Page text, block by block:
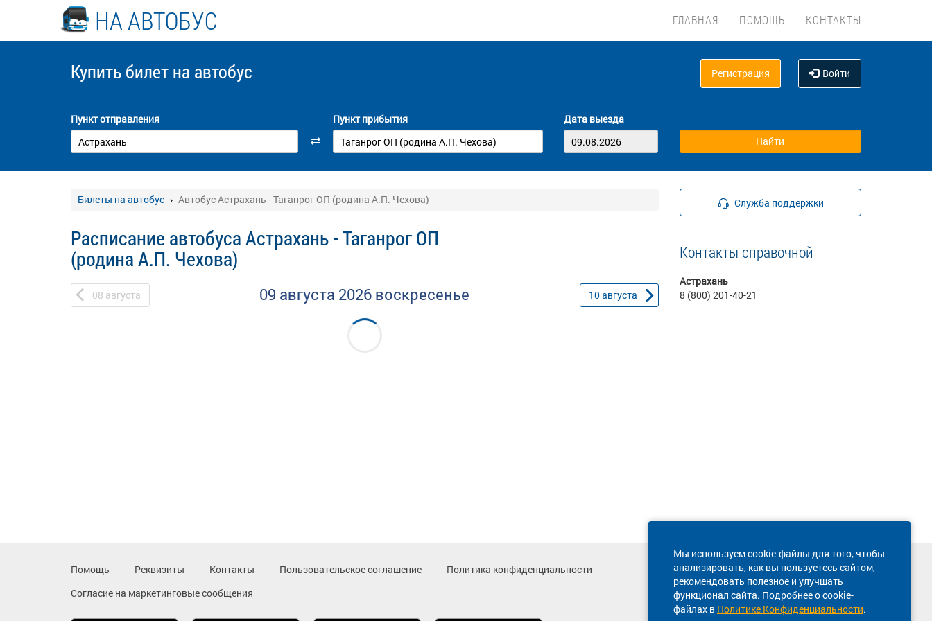
НА АВТОБУС ГЛАВНАЯ ПОМОЩЬ КОНТАКТЫ
Купить билет на автобус Регистрация Войти
Пункт отправления Пункт прибытия Дата выезда
Билеты на автобус Автобус Астрахань - Таганрог ОП (родина А.П. Чехова)
Расписание автобуса Астрахань - Таганрог ОП
(родина А.П. Чехова)
08 августа 09 августа 2026 воскресенье 10августа
Служба поддержки
Контакты справочной
Астрахань
8 (800) 201-40-21
Мы используем cookie-файлы для того, чтобы
анализировать, как вы пользуетесь сайтом,
рекомендовать полезное и улучшать
функционал сайта. Подробнее о cookie-
файлах в Политике Конфиденциальности.
Помощь Реквизиты Контакты Пользовательское соглашение
Политика конфиденциальности
Согласие на маркетинговые сообщения
Техническая поддержка сайта
8 800 600-03-38